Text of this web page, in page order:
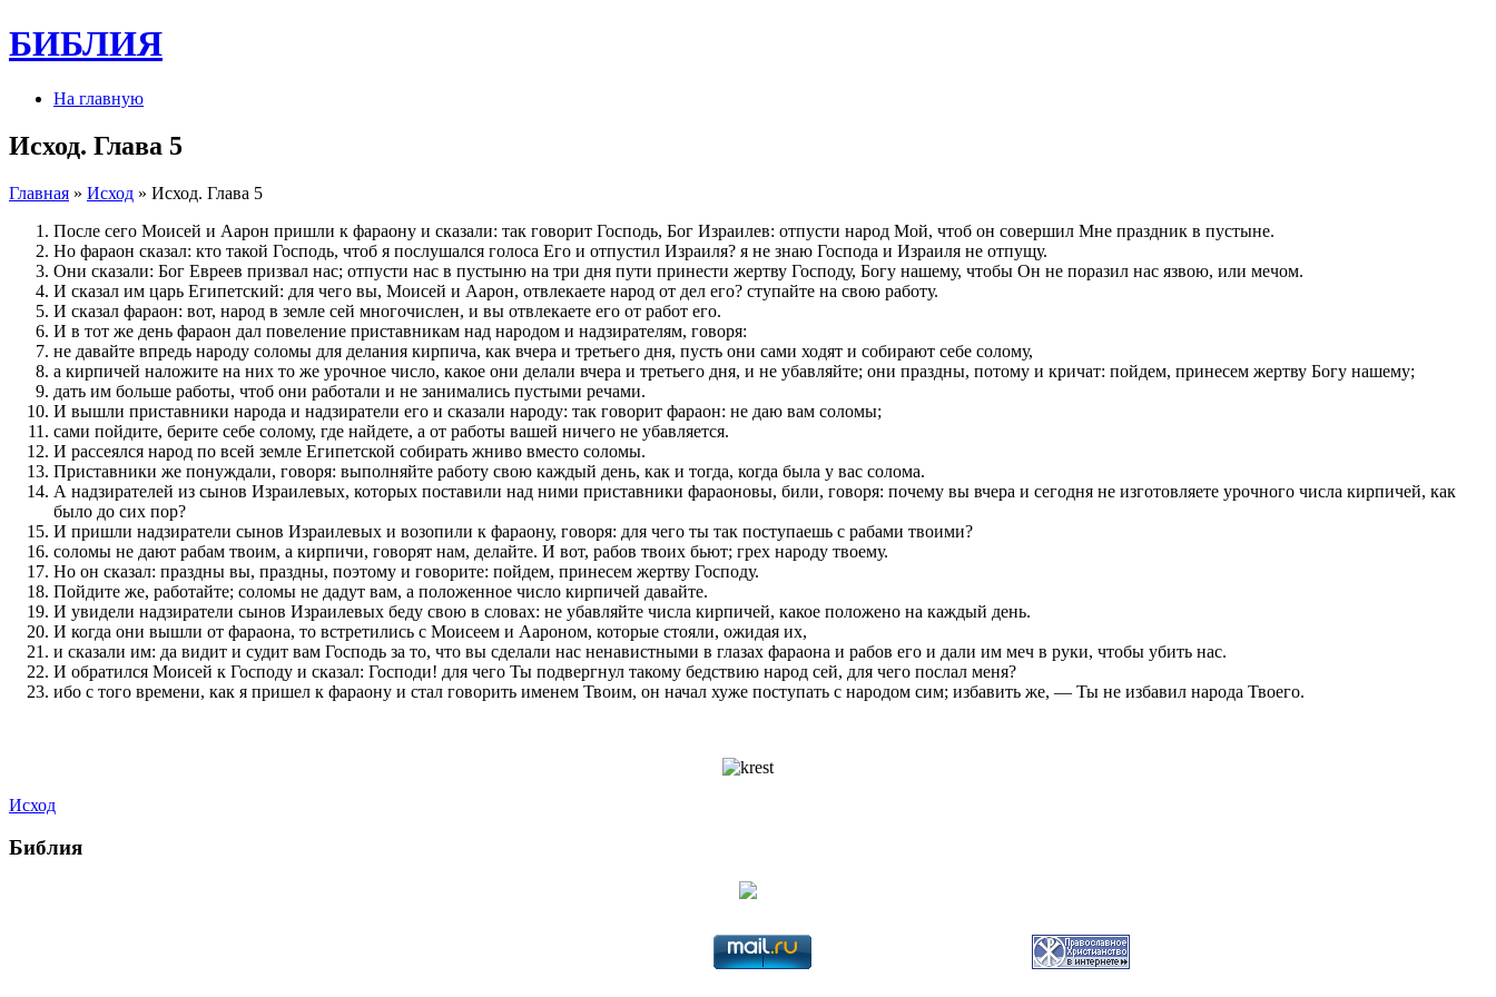
БИБЛИЯ
На главную
Исход. Глава 5
Главная » Исход » Исход. Глава 5
После сего Моисей и Аарон пришли к фараону и сказали: так говорит Господь, Бог Израилев: отпусти народ Мой, чтоб он совершил Мне праздник в пустыне.
Но фараон сказал: кто такой Господь, чтоб я послушался голоса Его и отпустил Израиля? я не знаю Господа и Израиля не отпущу.
Они сказали: Бог Евреев призвал нас; отпусти нас в пустыню на три дня пути принести жертву Господу, Богу нашему, чтобы Он не поразил нас язвою, или мечом.
И сказал им царь Египетский: для чего вы, Моисей и Аарон, отвлекаете народ от дел его? ступайте на свою работу.
И сказал фараон: вот, народ в земле сей многочислен, и вы отвлекаете его от работ его.
И в тот же день фараон дал повеление приставникам над народом и надзирателям, говоря:
не давайте впредь народу соломы для делания кирпича, как вчера и третьего дня, пусть они сами ходят и собирают себе солому,
а кирпичей наложите на них то же урочное число, какое они делали вчера и третьего дня, и не убавляйте; они праздны, потому и кричат: пойдем, принесем жертву Богу нашему;
дать им больше работы, чтоб они работали и не занимались пустыми речами.
И вышли приставники народа и надзиратели его и сказали народу: так говорит фараон: не даю вам соломы;
сами пойдите, берите себе солому, где найдете, а от работы вашей ничего не убавляется.
И рассеялся народ по всей земле Египетской собирать жниво вместо соломы.
Приставники же понуждали, говоря: выполняйте работу свою каждый день, как и тогда, когда была у вас солома.
А надзирателей из сынов Израилевых, которых поставили над ними приставники фараоновы, били, говоря: почему вы вчера и сегодня не изготовляете урочного числа кирпичей, как
было до сих пор?
И пришли надзиратели сынов Израилевых и возопили к фараону, говоря: для чего ты так поступаешь с рабами твоими?
соломы не дают рабам твоим, а кирпичи, говорят нам, делайте. И вот, рабов твоих бьют; грех народу твоему.
Но он сказал: праздны вы, праздны, поэтому и говорите: пойдем, принесем жертву Господу.
Пойдите же, работайте; соломы не дадут вам, а положенное число кирпичей давайте.
И увидели надзиратели сынов Израилевых беду свою в словах: не убавляйте числа кирпичей, какое положено на каждый день.
И когда они вышли от фараона, то встретились с Моисеем и Аароном, которые стояли, ожидая их,
и сказали им: да видит и судит вам Господь за то, что вы сделали нас ненавистными в глазах фараона и рабов его и дали им меч в руки, чтобы убить нас.
И обратился Моисей к Господу и сказал: Господи! для чего Ты подвергнул такому бедствию народ сей, для чего послал меня?
ибо с того времени, как я пришел к фараону и стал говорить именем Твоим, он начал хуже поступать с народом сим; избавить же, — Ты не избавил народа Твоего.
Исход
Библия